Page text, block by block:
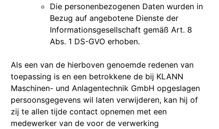
Die personenbezogenen Daten wurden in
Bezug auf angebotene Dienste der
Informationsgesellschaft gemäß Art. 8
Abs. 1 DS-GVO erhoben.
Als een van de hierboven genoemde redenen van
toepassing is en een betrokkene de bij KLANN
Maschinen- und Anlagentechnik GmbH opgeslagen
persoonsgegevens wil laten verwijderen, kan hij of
zij te allen tijde contact opnemen met een
medewerker van de voor de verwerking